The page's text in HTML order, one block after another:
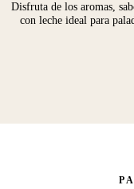
Disfruta de los aromas,
con leche ideal para